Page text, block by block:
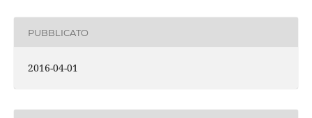
PUBBLICATO
2016-04-01